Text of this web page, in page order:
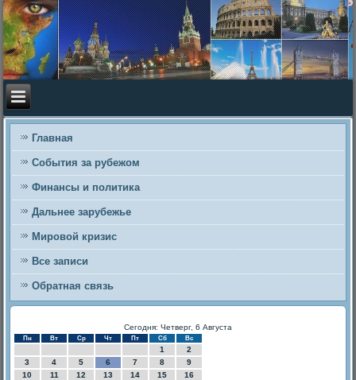
Главная
События за рубежом
Финансы и политика
Дальнее зарубежье
Мировой кризис
Все записи
Обратная связь
Сегодня: Четверг, 6 Августа
Пн Вт Ср Чт Пт Сб Вс
1
2
3
4 5 6 7 8
9
10
11 12 13 14 15
16